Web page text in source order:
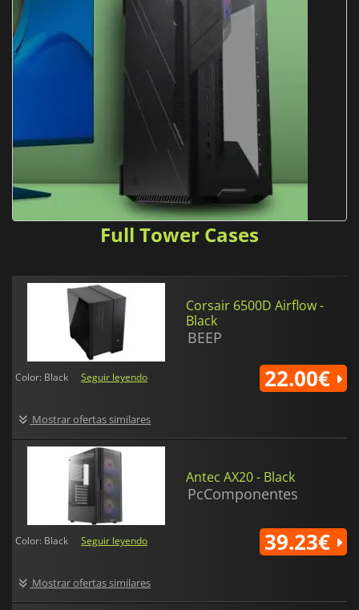
Full Tower Cases
Corsair 6500D Airflow -
Black
BEEP
Color: Black Seguir leyendo
Mostrar ofertas similares
22.00€
Antec AX20 - Black
PcComponentes
Color: Black Seguir leyendo
Mostrar ofertas similares
39.23€